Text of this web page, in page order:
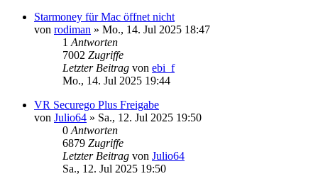
Starmoney für Mac öffnet nicht
von rodiman » Mo., 14. Jul 2025 18:47
1 Antworten
7002 Zugriffe
Letzter Beitrag von ebi_f
Mo., 14. Jul 2025 19:44
VR Securego Plus Freigabe
von Julio64 » Sa., 12. Jul 2025 19:50
0 Antworten
6879 Zugriffe
Letzter Beitrag von Julio64
Sa., 12. Jul 2025 19:50